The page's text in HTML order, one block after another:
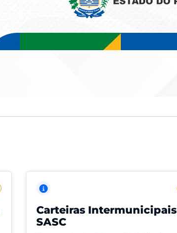
Carteiras Intermunicipais
SASC